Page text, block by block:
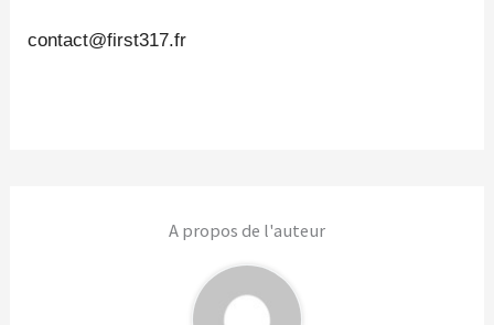
contact@first317.fr
A propos de l'auteur